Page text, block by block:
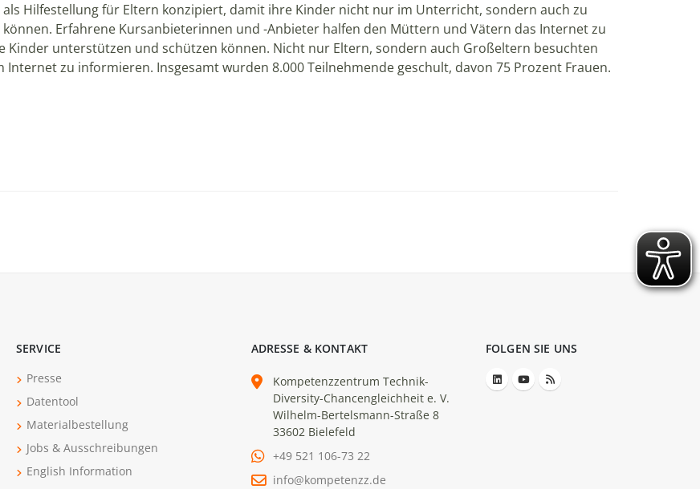
Hilfestellung für Eltern konzipiert, damit ihre Kinder nicht nur im Unterricht, sondern auch zu
Erfahrene Kursanbieterinnen und -Anbieter halfen den Müttern und Vätern das Internet zu
Kinder unterstützen und schützen können. Nicht nur Eltern, sondern auch Großeltern besuchten
zu informieren. Insgesamt wurden 8.000 Teilnehmende geschult, davon 75 Prozent Frauen.
SERVICE
Presse
Datentool
Materialbestellung
Jobs & Ausschreibungen
English Information
ADRESSE & KONTAKT
Kompetenzzentrum Technik-
Diversity-Chancengleichheit e. V.
Wilhelm-Bertelsmann-Straße 8
33602 Bielefeld
+49 521 106-73 22
info@kompetenzz.de
FOLGEN SIE UNS